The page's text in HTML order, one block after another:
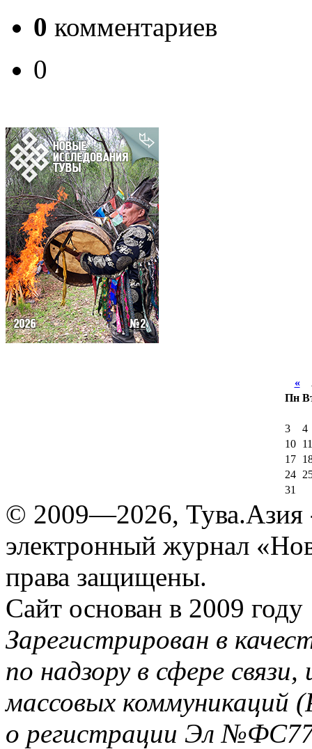
0 комментариев
0
«
Пн
3
4
10
11
17
24
31
© 2009—2026, Тува.Азия
электронный журнал
права защищены.
Сайт основан в 2009 году
Зарегистрирован в
по надзору в сфере
массовых коммуникаций
о регистрации Эл